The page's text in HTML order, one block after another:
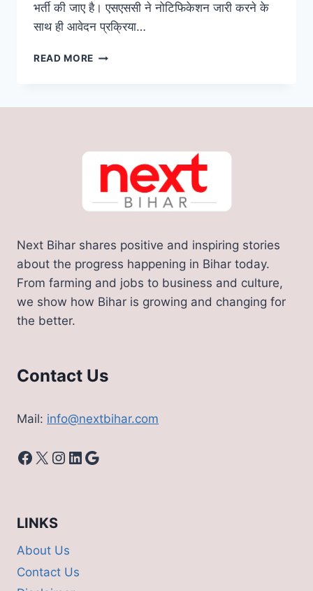
भर्ती की जाए है। एसएससी ने नोटिफिकेशन जारी करने के
साथ ही आवेदन प्रक्रिया…
READ MORE SSC
बंपर
महीने
81000
मिलेगी
सैलरी
Next Bihar shares positive and inspiring stories
about the progress happening in Bihar today.
From farming and jobs to business and culture,
we show how Bihar is growing and changing for
the better.
Contact Us
Mail: info@nextbihar.com
Facebook
X Instagram
LinkedIn
Google
LINKS
About Us
Contact Us